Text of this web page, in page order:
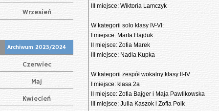
Wrzesień
Archiwum 2023/2024
Czerwiec
Maj
Kwiecień
III miejsce: Wiktoria Lamczyk
W kategorii solo klasy IV-VI:
I miejsce: Marta Hajduk
II miejsce: Zofia Marek
III miejsce: Nadia Kupka
W kategorii zespół wokalny klasy II-IV
I miejsce: klasa 2a
II miejsce: Zofia Bajger i Maja Pawlikowska
III miejsce: Julia Kaszok i Zofia Polk